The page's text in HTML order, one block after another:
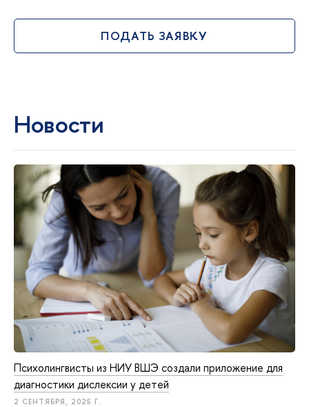
ПОДАТЬ ЗАЯВКУ
Новости
Психолингвисты из НИУ ВШЭ создали приложение для
диагностики дислексии у детей
2 СЕНТЯБРЯ, 2025 Г.